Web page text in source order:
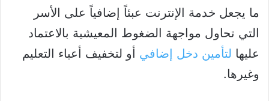
ما يجعل خدمة الإنترنت عبئاً إضافياً على الأسر
التي تحاول مواجهة الضغوط المعيشية بالاعتماد
عليها لتأمين دخل إضافي أو لتخفيف أعباء التعليم
وغيرها.